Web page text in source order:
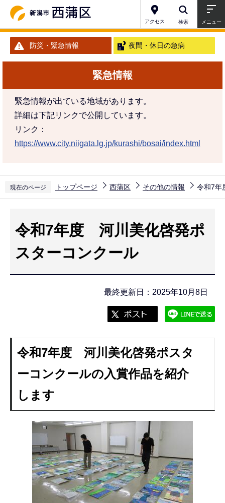
ジ
先
アクセス 検索 メニュー
防災・緊急情報 夜間・休日の急病
緊急情報
緊急情報が出ている地域があります。
詳細は下記リンクで公開しています。
リンク：
https://www.city.niigata.lg.jp/kurashi/bosai/index.html
現在のページ トップページ 西蒲区 その他の情報 令和7年
令和7年度 河川美化啓発ポ
スターコンクール
最終更新日：2025年10月8日
令和7年度 河川美化啓発ポスタ
ーコンクールの入賞作品を紹介
します